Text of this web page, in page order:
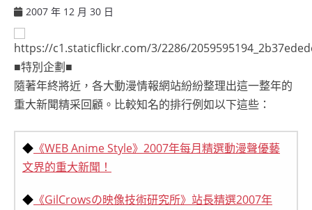
2007 年 12 月 30 日
■特別企劃■
隨著年終將近，各大動漫情報網站紛紛整理出這一整年的
重大新聞精采回顧。比較知名的排行例如以下這些：
◆ 《WEB Anime Style》2007年每月精選動漫聲優藝
文界的重大新聞！
◆ 《GilCrowsの映像技術研究所》站長精選2007年